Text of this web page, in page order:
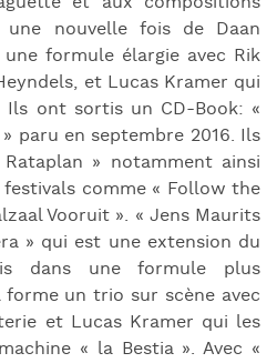
une nouvelle fois de Daan
formule élargie avec Rik
et Lucas Kramer qui
Ils ont sortis un CD-Book: «
paru en septembre 2016. Ils
» notamment ainsi
comme « Follow the
Vooruit ». « Jens Maurits
» qui est une extension du
dans une formule plus
un trio sur scène avec
et Lucas Kramer qui les
« la Bestia ». Avec «